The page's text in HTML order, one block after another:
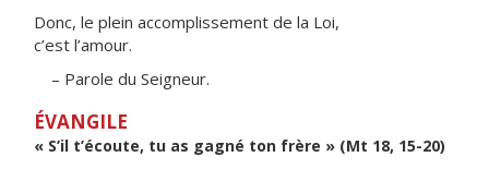
Donc, le plein accomplissement de la Loi,
c’est l’amour.
– Parole du Seigneur.
ÉVANGILE
« S’il t’écoute, tu as gagné ton frère » (Mt 18, 15-20)